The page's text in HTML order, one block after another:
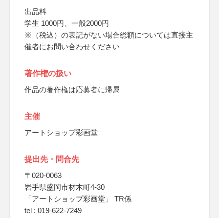
出品料
学生 1000円、一般2000円
※（税込）の表記がない場合総額については直接主
催者にお問い合わせください
著作権の扱い
作品の著作権は応募者に帰属
主催
アートショップ彩画堂
提出先・問合先
〒020-0063
岩手県盛岡市材木町4-30
「アートショップ彩画堂」 TR係
tel : 019-622-7249